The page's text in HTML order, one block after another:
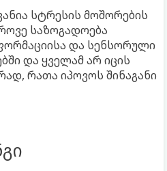
სტრესის მოშორების
საზოგადოება
და სენსორული
და ყველამ არ იცის
რათა იპოვოს შინაგანი